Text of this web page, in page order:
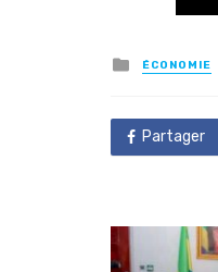
Posted
in
ÉCONOMIE
Partager